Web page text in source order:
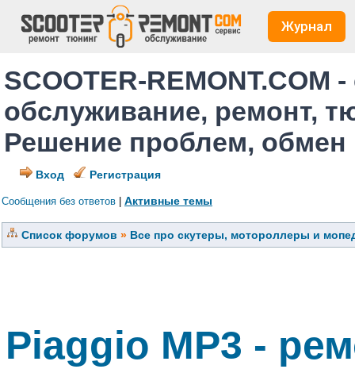
Журнал
SCOOTER-REMONT.COM
обслуживание, ремонт,
Решение проблем,
Вход Регистрация
Сообщения без ответов Активные темы
Список форумов » Все про скутеры, мотороллеры и
Piaggio MP3 -